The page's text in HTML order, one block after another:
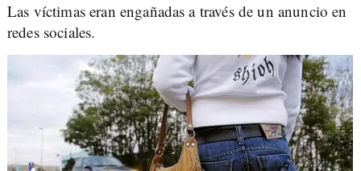
Las víctimas eran engañadas a través de un anuncio en
redes sociales.